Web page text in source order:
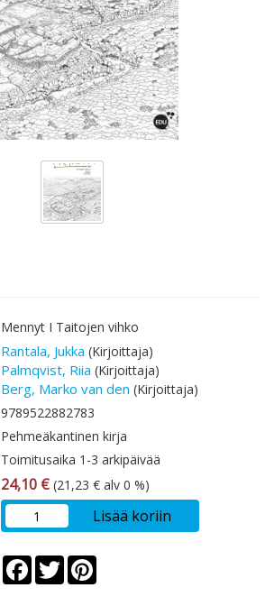
Mennyt I Taitojen vihko
Rantala, Jukka (Kirjoittaja)
Palmqvist, Riia (Kirjoittaja)
Berg, Marko van den (Kirjoittaja)
9789522882783
Pehmeäkantinen kirja
Toimitusaika 1-3 arkipäivää
24,10 € (21,23 € alv 0 %)
Lisää koriin
Facebook
Twitter